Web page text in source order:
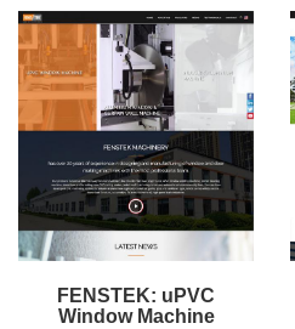
FENSTEK: uPVC
Window Machine